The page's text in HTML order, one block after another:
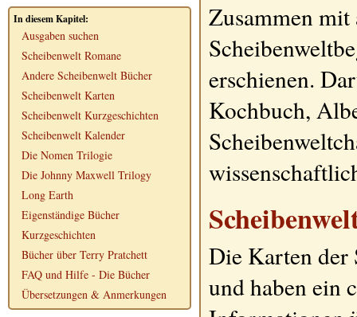
In diesem Kapitel:
Ausgaben suchen
Scheibenwelt Romane
Andere Scheibenwelt Bücher
Scheibenwelt Karten
Scheibenwelt Kurzgeschichten
Scheibenwelt Kalender
Die Nomen Trilogie
Die Johnny Maxwell Trilogy
Long Earth
Eigenständige Bücher
Kurzgeschichten
Bücher über Terry Pratchett
FAQ und Hilfe - Die Bücher
Übersetzungen & Anmerkungen
Zusammen
erschienen.
Kochbuch,
Die Karten der
und haben ein